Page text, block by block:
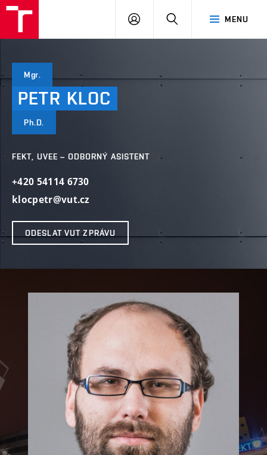
MENU
PŘIHLÁSIT
Mgr.
PETR KLOC
Ph.D.
FEKT, UVEE – ODBORNÝ ASISTENT
+420 54114 6730
klocpetr@vut.cz
ODESLAT VUT ZPRÁVU